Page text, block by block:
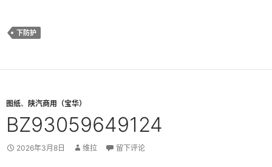
下防护
图纸、 陕汽商用（宝华）
BZ93059649124
2026年3月8日 维拉 留下评论